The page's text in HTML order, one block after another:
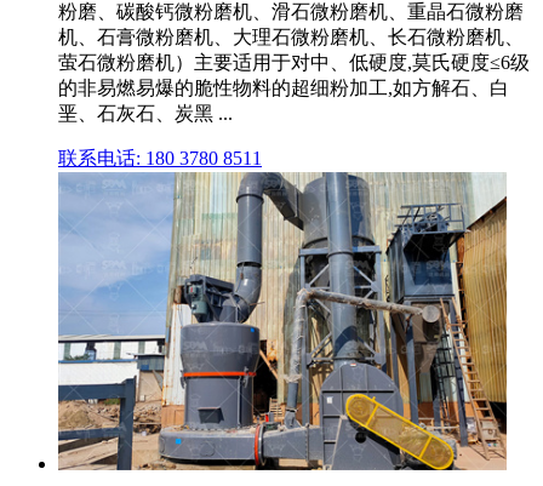
粉磨、碳酸钙微粉磨机、滑石微粉磨机、重晶石微粉磨
机、石膏微粉磨机、大理石微粉磨机、长石微粉磨机、
萤石微粉磨机）主要适用于对中、低硬度,莫氏硬度≤6级
的非易燃易爆的脆性物料的超细粉加工,如方解石、白
垩、石灰石、炭黑 ...
联系电话: 180 3780 8511